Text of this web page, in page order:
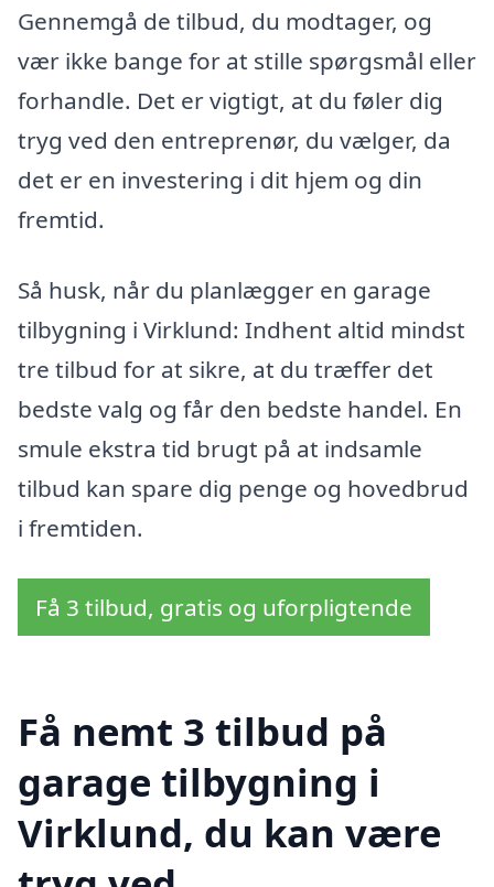
Gennemgå de tilbud, du modtager, og
vær ikke bange for at stille spørgsmål eller
forhandle. Det er vigtigt, at du føler dig
tryg ved den entreprenør, du vælger, da
det er en investering i dit hjem og din
fremtid.
Så husk, når du planlægger en garage
tilbygning i Virklund: Indhent altid mindst
tre tilbud for at sikre, at du træffer det
bedste valg og får den bedste handel. En
smule ekstra tid brugt på at indsamle
tilbud kan spare dig penge og hovedbrud
i fremtiden.
Få 3 tilbud, gratis og uforpligtende
Få nemt 3 tilbud på
garage tilbygning i
Virklund, du kan være